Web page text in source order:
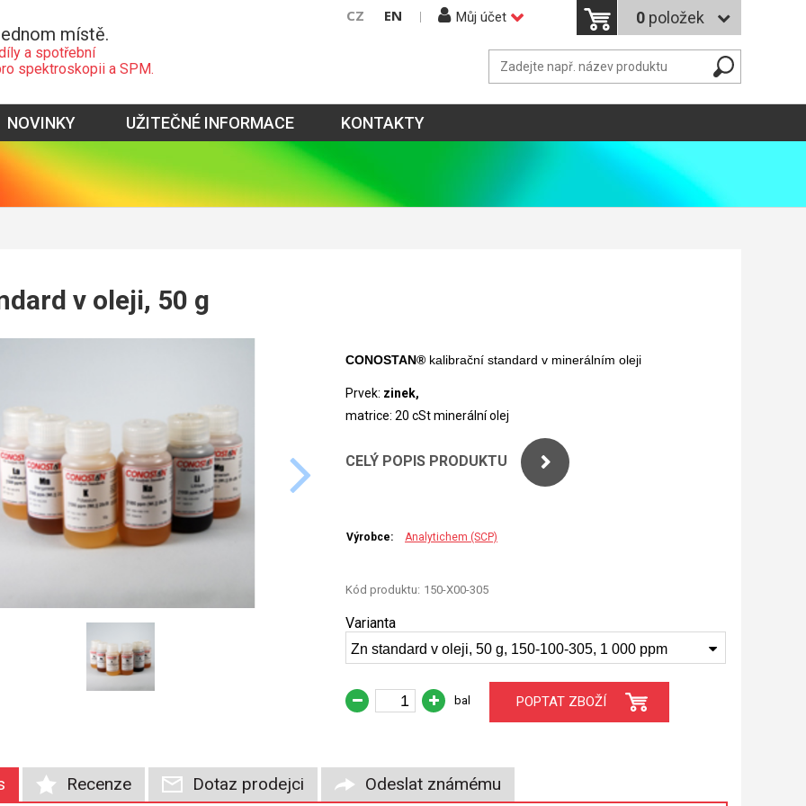
místě.
a spotřební
spektroskopii a SPM.
CZ EN Můj účet 0 položek
NOVINKY UŽITEČNÉ INFORMACE KONTAKTY
v oleji, 50 g
CONOSTAN® kalibrační standard v minerálním oleji
Prvek: zinek,
matrice: 20 cSt minerální olej
CELÝ POPIS PRODUKTU
Výrobce: Analytichem (SCP)
Kód produktu: 150-X00-305
Varianta
Zn standard v oleji, 50 g, 150-100-305, 1 000 ppm
bal POPTAT ZBOŽÍ
Recenze Dotaz prodejci Odeslat známému